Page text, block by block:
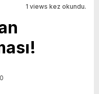
1 views kez okundu.